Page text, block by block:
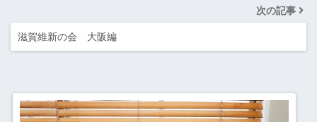
次の記事
滋賀維新の会 大阪編